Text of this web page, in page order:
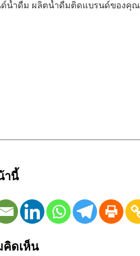
ด์น้ำดื่ม ผลิตน้ำดื่มติดแบรนด์ของคุณ
านี้
คิดเห็น